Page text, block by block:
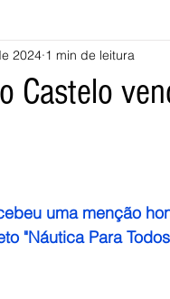
Melgaço
Castelo
2024 1 min de leitura
uma menção
"Náutica Para